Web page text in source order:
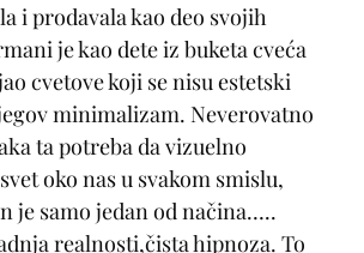
i prodavala kao deo svojih
je kao dete iz buketa cveća
cvetove koji se nisu estetski
minimalizam. Neverovatno
ta potreba da vizuelno
oko nas u svakom smislu,
je samo jedan od načina…..
realnosti,čista hipnoza. To